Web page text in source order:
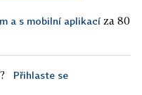
a s mobilní aplikací za 80
Přihlaste se